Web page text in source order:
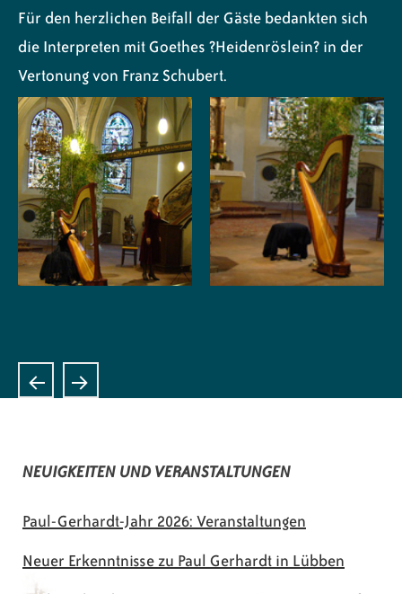
Für den herzlichen Beifall der Gäste bedankten sich
die Interpreten mit Goethes ?Heidenröslein? in der
Vertonung von Franz Schubert.
NEUIGKEITEN UND VERANSTALTUNGEN
Paul-Gerhardt-Jahr 2026: Veranstaltungen
Neuer Erkenntnisse zu Paul Gerhardt in Lübben